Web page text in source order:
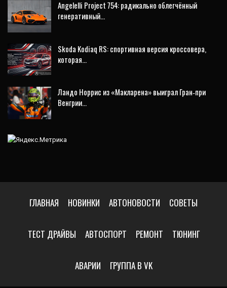
Angelelli Project 754: радикально облегчённый
генеративный…
Skoda Kodiaq RS: спортивная версия кроссовера,
которая…
Ландо Норрис из «Макларена» выиграл Гран‑при
Венгрии…
ГЛАВНАЯ НОВИНКИ АВТОНОВОСТИ СОВЕТЫ
ТЕСТ ДРАЙВЫ АВТОСПОРТ РЕМОНТ ТЮНИНГ
АВАРИИ ГРУППА В VK